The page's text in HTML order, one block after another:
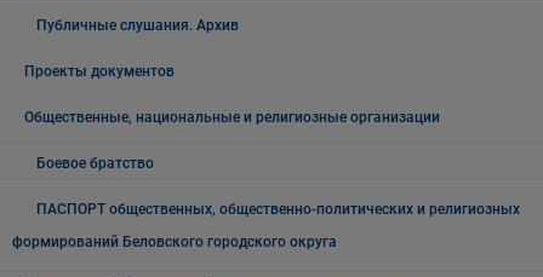
Публичные слушания. Архив
Проекты документов
Общественные, национальные и религиозные организации
Боевое братство
ПАСПОРТ общественных, общественно-политических и религиозных
формирований Беловского городского округа